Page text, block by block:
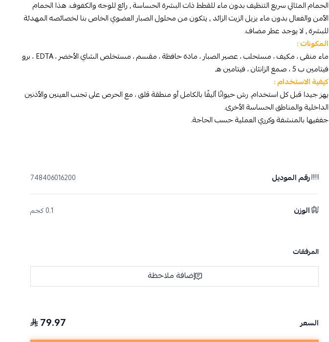
الحمام المثالي سريع التنظيف بدون ماء للقطط ذات البشرة الحساسة , رائع للوجه والكفوف. هذا الحمام
الآمن والفعال بدون ماء يزيل الزيت الزائد , يتكون من محلول الصبار العضوي الخاص بنا لخصائصه المهدئة
للبشرة , لا يوجد عطر مضاف.
المكونات :
ماء منقى ، مكيف ، مستحلب ، عصير الصبار ، مادة حافظة ، مقسم ، مستخلص الشاي الأخضر ، EDTA ، برو
فيتامين ب 5 ، صمغ الزانثان ، فيتامين هـ
كيفية الاستخدام :
يهز جيدا قبل كل استخدام. رش حيوانًا أليفًا بالكامل أو منطقة قلق ، مع الحرص على تجنب العينين والأذنين
الداخلية والمناطق الحساسة الأخرى.
جففيها بالمنشفة وكرري العملية حسب الحاجة.
رقم الموديل 748406016200
الوزن 0.1 كجم
المرفقات
إضافة ملاحظة
السعر 79.97